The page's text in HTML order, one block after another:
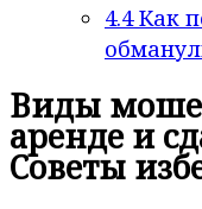
4.4Как
Виды
аренде и
Советы